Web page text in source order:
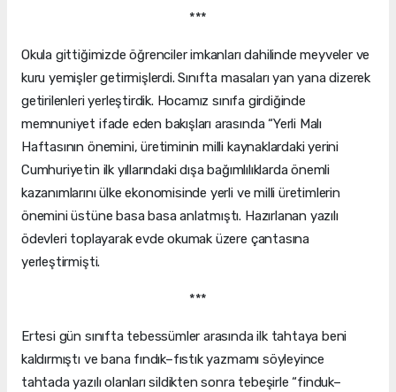
***
Okula gittiğimizde öğrenciler imkanları dahilinde meyveler ve
kuru yemişler getirmişlerdi. Sınıfta masaları yan yana dizerek
getirilenleri yerleştirdik. Hocamız sınıfa girdiğinde
memnuniyet ifade eden bakışları arasında “Yerli Malı
Haftasının önemini, üretiminin milli kaynaklardaki yerini
Cumhuriyetin ilk yıllarındaki dışa bağımlılıklarda önemli
kazanımlarını ülke ekonomisinde yerli ve milli üretimlerin
önemini üstüne basa basa anlatmıştı. Hazırlanan yazılı
ödevleri toplayarak evde okumak üzere çantasına
yerleştirmişti.
***
Ertesi gün sınıfta tebessümler arasında ilk tahtaya beni
kaldırmıştı ve bana fındık–fıstık yazmamı söyleyince
tahtada yazılı olanları sildikten sonra tebeşirle “finduk–